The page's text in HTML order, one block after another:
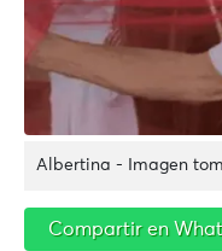
Albertina - Imagen
Compartir en